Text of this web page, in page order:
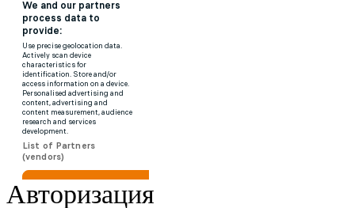
Авторизация